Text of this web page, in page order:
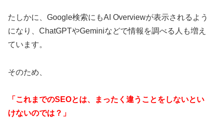
たしかに、Google検索にもAI Overviewが表示されるよう
になり、ChatGPTやGeminiなどで情報を調べる人も増え
ています。
そのため、
「これまでのSEOとは、まったく違うことをしないとい
けないのでは？」